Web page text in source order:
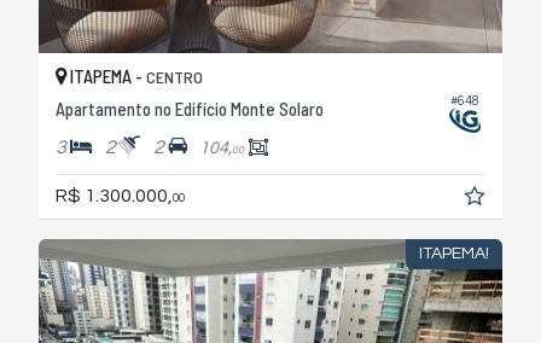
#648
ITAPEMA - CENTRO
Apartamento no Edifício Monte Solaro
3 2 2 104,00
R$ 1.300.000,00
ITAPEMA!